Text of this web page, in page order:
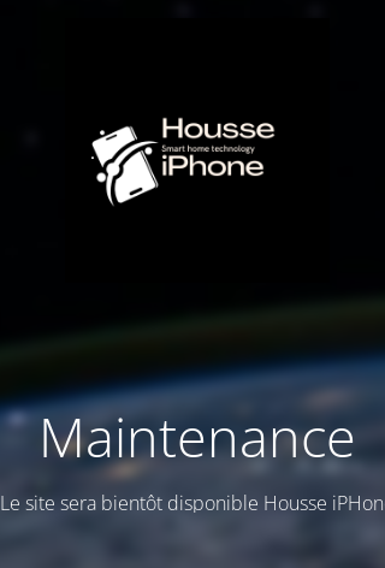
Maintenance
Le site sera bientôt disponible Housse